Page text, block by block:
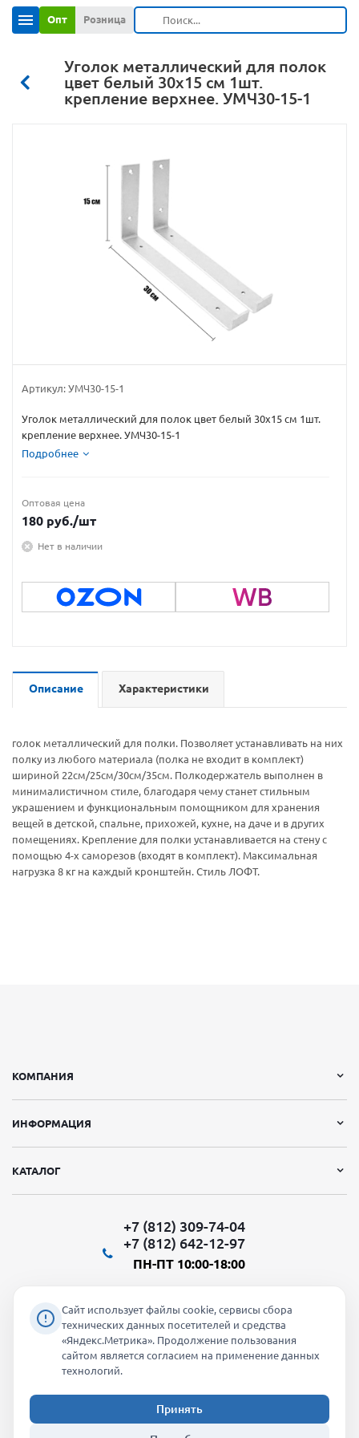
Опт Розница
Уголок металлический для полок
цвет белый 30х15 см 1шт.
крепление верхнее. УМЧ30-15-1
Артикул: УМЧ30-15-1
Уголок металлический для полок цвет белый 30х15 см 1шт.
крепление верхнее. УМЧ30-15-1
Подробнее
Оптовая цена
180 руб./шт
Нет в наличии
Описание Характеристики
голок металлический для полки. Позволяет устанавливать на них
полку из любого материала (полка не входит в комплект)
шириной 22см/25см/30см/35см. Полкодержатель выполнен в
минималистичном стиле, благодаря чему станет стильным
украшением и функциональным помощником для хранения
вещей в детской, спальне, прихожей, кухне, на даче и в других
помещениях. Крепление для полки устанавливается на стену с
помощью 4-х саморезов (входят в комплект). Максимальная
нагрузка 8 кг на каждый кронштейн. Стиль ЛОФТ.
КОМПАНИЯ
ИНФОРМАЦИЯ
КАТАЛОГ
+7 (812) 309-74-04
+7 (812) 642-12-97
ПН-ПТ 10:00-18:00
Мы в социальных сетях:
2026 © "Молти" - оптовый магазин
Сайт использует файлы cookie, сервисы сбора
технических данных посетителей и средства
«Яндекс.Метрика». Продолжение пользования
сайтом является согласием на применение данных
технологий.
Принять